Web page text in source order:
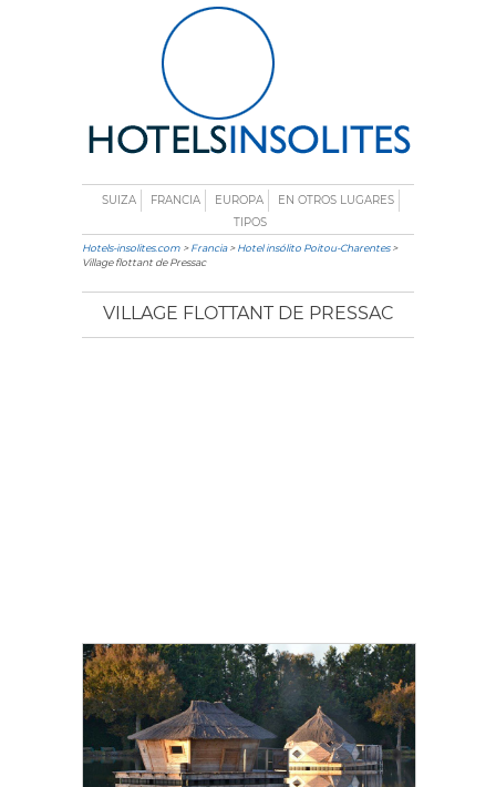
SUIZA FRANCIA EUROPA
EN OTROS LUGARES
TIPOS
Hotels-insolites.com >Francia>Hotel insólito Poitou-Charentes>
Village flottant de Pressac
VILLAGE FLOTTANT DE PRESSAC